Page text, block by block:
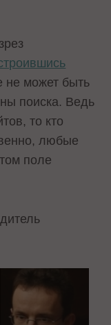
не может быть
поиска. Ведь
то кто
любые
поле